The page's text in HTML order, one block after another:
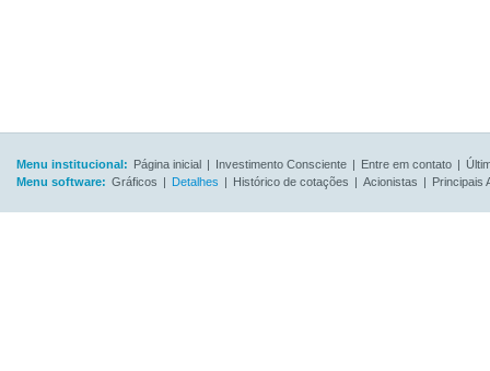
Menu institucional: Página inicial | Investimento Consciente | Entre em contato |
Menu software: Gráficos | Detalhes | Histórico de cotações | Acionistas | Principais